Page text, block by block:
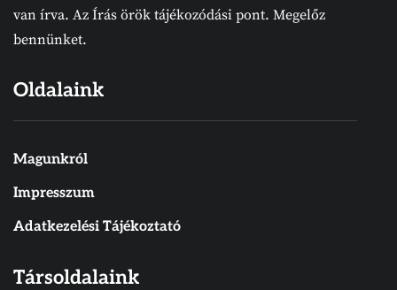
van írva. Az Írás örök tájékozódási pont. Megelőz
bennünket.
Oldalaink
Magunkról
Impresszum
Adatkezelési Tájékoztató
Társoldalaink